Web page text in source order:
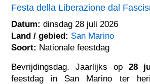
Festa della Liberazione dal
Datum: dinsdag 28 juli 2026
Land / gebied: San Marino
Soort: Nationale feestdag
Bevrijdingsdag. Jaarlijks op 28
feestdag in San Marino ter